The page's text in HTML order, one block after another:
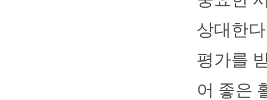
상대한
평가를
어 좋은